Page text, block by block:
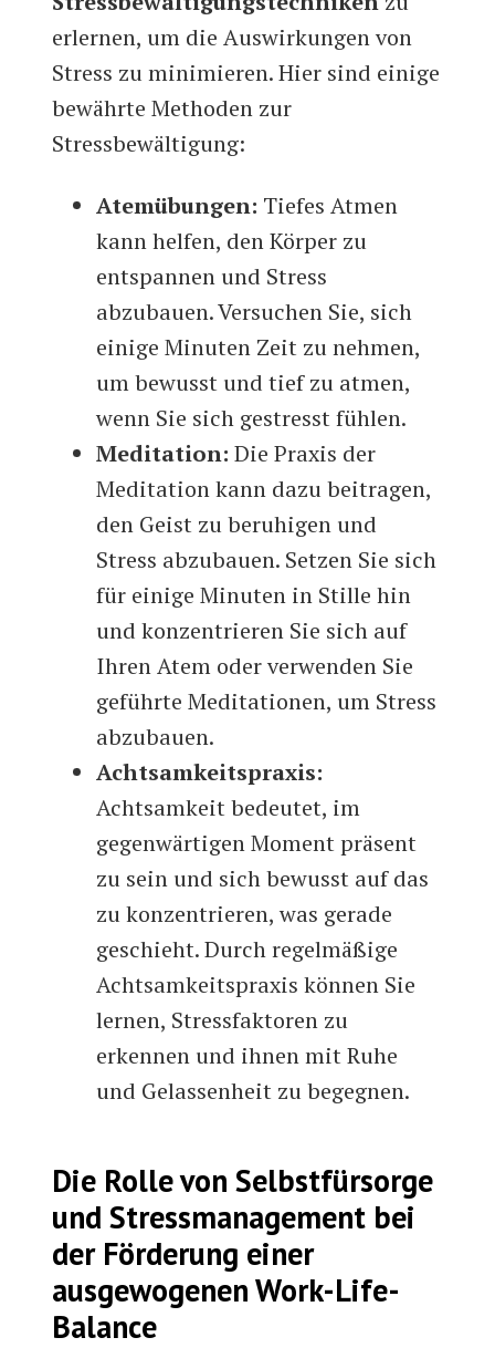
erlernen, um die Auswirkungen von
Stress zu minimieren. Hier sind einige
bewährte Methoden zur
Stressbewältigung:
Atemübungen: Tiefes Atmen
kann helfen, den Körper zu
entspannen und Stress
abzubauen. Versuchen Sie, sich
einige Minuten Zeit zu nehmen,
um bewusst und tief zu atmen,
wenn Sie sich gestresst fühlen.
Meditation: Die Praxis der
Meditation kann dazu beitragen,
den Geist zu beruhigen und
Stress abzubauen. Setzen Sie sich
für einige Minuten in Stille hin
und konzentrieren Sie sich auf
Ihren Atem oder verwenden Sie
geführte Meditationen, um Stress
abzubauen.
Achtsamkeitspraxis:
Achtsamkeit bedeutet, im
gegenwärtigen Moment präsent
zu sein und sich bewusst auf das
zu konzentrieren, was gerade
geschieht. Durch regelmäßige
Achtsamkeitspraxis können Sie
lernen, Stressfaktoren zu
erkennen und ihnen mit Ruhe
und Gelassenheit zu begegnen.
Die Rolle von Selbstfürsorge
und Stressmanagement bei
der Förderung einer
ausgewogenen Work-Life-
Balance